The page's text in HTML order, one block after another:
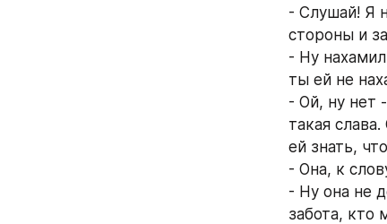
- Слушай! Я
стороны и
- Ну
ты ей не
- Ой, ну нет
такая
ей знать,
- Она, к
- Ну она не
забота, кто